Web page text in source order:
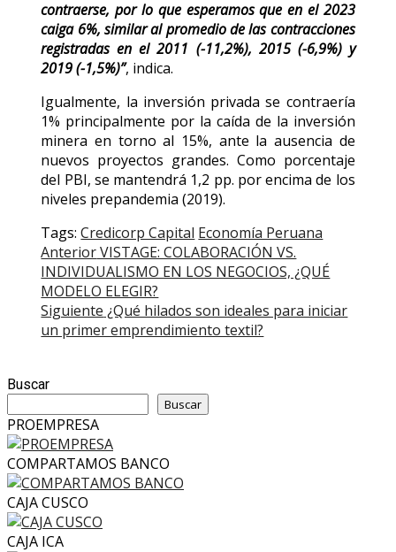
contraerse, por lo que esperamos que en el 2023
caiga 6%, similar al promedio de las contracciones
registradas en el 2011 (-11,2%), 2015 (-6,9%) y
2019 (-1,5%)”, indica.
Igualmente, la inversión privada se contraería
1% principalmente por la caída de la inversión
minera en torno al 15%, ante la ausencia de
nuevos proyectos grandes. Como porcentaje
del PBI, se mantendrá 1,2 pp. por encima de los
niveles prepandemia (2019).
Tags:Credicorp Capital Economía Peruana
Post
navigation
AnteriorVISTAGE: COLABORACIÓN VS.
INDIVIDUALISMO EN LOS NEGOCIOS, ¿QUÉ
MODELO ELEGIR?
Siguiente ¿Qué hilados son ideales para iniciar
un primer emprendimiento textil?
Buscar
Buscar
PROEMPRESA
COMPARTAMOS BANCO
CAJA CUSCO
CAJA ICA